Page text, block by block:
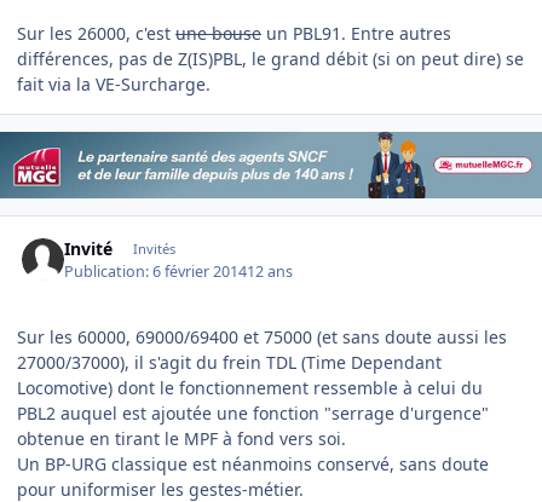
Sur les 26000, c'est une bouse un PBL91. Entre autres
différences, pas de Z(IS)PBL, le grand débit (si on peut dire) se
fait via la VE-Surcharge.
Invité Invités
Publication:6 février 201412 ans
Sur les 60000, 69000/69400 et 75000 (et sans doute aussi les
27000/37000), il s'agit du frein TDL (Time Dependant
Locomotive) dont le fonctionnement ressemble à celui du
PBL2 auquel est ajoutée une fonction "serrage d'urgence"
obtenue en tirant le MPF à fond vers soi.
Un BP-URG classique est néanmoins conservé, sans doute
pour uniformiser les gestes-métier.